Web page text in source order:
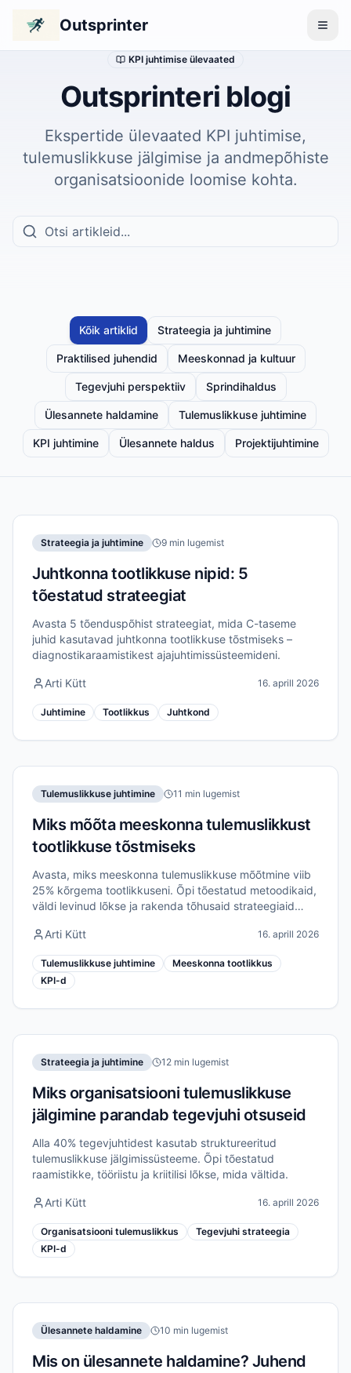
Outsprinter
KPI juhtimise ülevaated
Outsprinteri blogi
Ekspertide ülevaated KPI juhtimise,
tulemuslikkuse jälgimise ja andmepõhiste
organisatsioonide loomise kohta.
Kõik artiklid Strateegia ja juhtimine
Praktilised juhendid Meeskonnad ja kultuur
Tegevjuhi perspektiiv Sprindihaldus
Ülesannete haldamine Tulemuslikkuse juhtimine
KPI juhtimine Ülesannete haldus Projektijuhtimine
Strateegia ja juhtimine 9 min lugemist
Juhtkonna tootlikkuse nipid: 5
tõestatud strateegiat
Avasta 5 tõenduspõhist strateegiat, mida C-taseme
juhid kasutavad juhtkonna tootlikkuse tõstmiseks –
diagnostikaraamistikest ajajuhtimissüsteemideni.
Arti Kütt 16. aprill 2026
Juhtimine Tootlikkus Juhtkond
Tulemuslikkuse juhtimine 11 min lugemist
Miks mõõta meeskonna tulemuslikkust
tootlikkuse tõstmiseks
Avasta, miks meeskonna tulemuslikkuse mõõtmine viib
25% kõrgema tootlikkuseni. Õpi tõestatud metoodikaid,
väldi levinud lõkse ja rakenda tõhusaid strateegiaid
Arti Kütt
16. aprill 2026
Tulemuslikkuse juhtimine
Meeskonna tootlikkus
KPI-d
Strateegia ja juhtimine 12 min lugemist
Miks organisatsiooni tulemuslikkuse
jälgimine parandab tegevjuhi otsuseid
Alla 40% tegevjuhtidest kasutab struktureeritud
tulemuslikkuse jälgimissüsteeme. Õpi tõestatud
raamistikke, tööriistu ja kriitilisi lõkse, mida vältida.
Arti Kütt 16. aprill 2026
Organisatsiooni tulemuslikkus
Tegevjuhi strateegia
KPI-d
Ülesannete haldamine 10 min lugemist
Mis on ülesannete haldamine? Juhend